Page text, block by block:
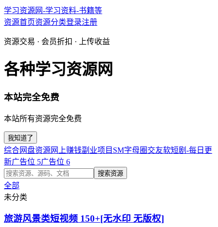
学习资源网-学习资料-书籍等
资源首页资源分类登录注册
资源交易 · 会员折扣 · 上传收益
各种学习资源网
本站完全免费
本站所有资源完全免费
我知道了
综合网盘资源 网上赚钱副业项目 SM字母圈交友软短剧-每日更
新广告位 5广告位 6
搜索资源
全部
未分类
旅游风景类短视频 150+[无水印 无版权]